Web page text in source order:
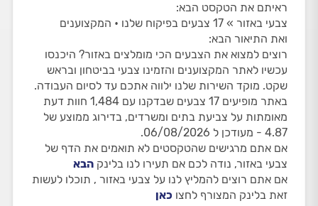
ראיתם את הטקסט הבא:
צבעי באזור » 17 צבעים בפיקוח שלנו • המקצוענים
ואת התיאור הבא:
רוצים למצוא את הצבעים הכי מומלצים באזור? היכנסו
עכשיו לאתר המקצוענים והזמינו צבעי בביטחון ובראש
שקט. מוקד השירות שלנו ילווה אתכם עד לסיום העבודה.
באתר מופיעים 17 צבעים שבדקנו עם 1,484 חוות דעת
מאומתות על צביעת בתים ומשרדים, בדירוג ממוצע של
4.87 - מעודכן ל 06/08/2026.
אם אתם מרגישים שהטקסטים לא תואמים את הדף של
צבעי באזור, נודה לכם אם תעירו לנו בלינק הבא
אם אתם רוצים להמליץ לנו על צבעי באזור , תוכלו לעשות
זאת בלינק המצורף לחצו כאן